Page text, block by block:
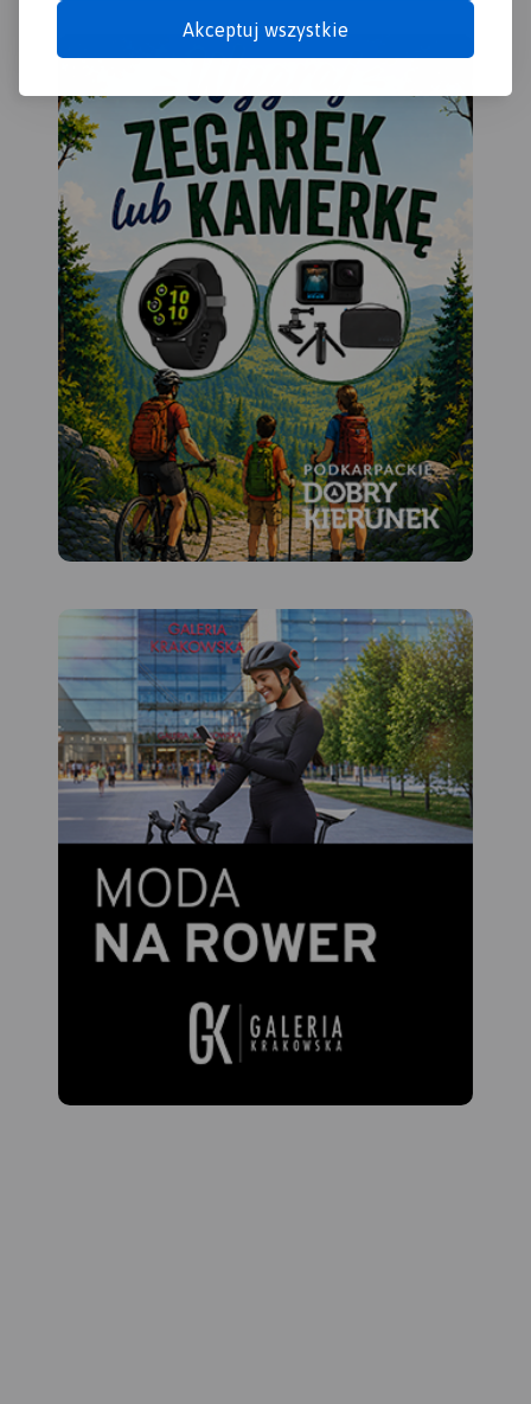
Akceptuj wszystkie
Wisły, od zachodu Bzura, a
wyznaczają: Nowy Dwór
Mazowiecki na północy,
Sochaczew na zachodzie,
Pruszków na południu i
Warszawa oraz Legionowo
na wschodzie.Wydanie: